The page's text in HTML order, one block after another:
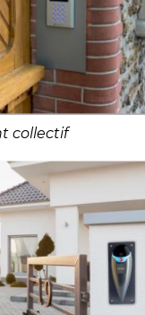
collectif